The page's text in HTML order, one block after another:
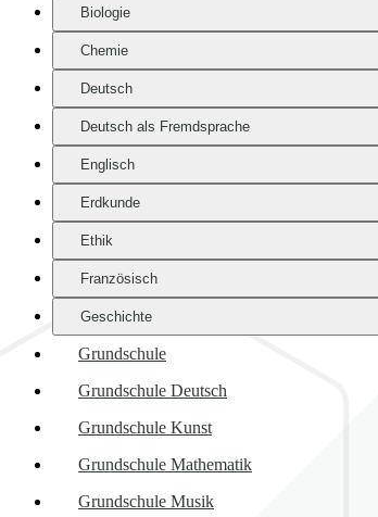
Biologie
Chemie
Deutsch
Deutsch als Fremdsprache
Englisch
Erdkunde
Ethik
Französisch
Geschichte
Grundschule
Grundschule Deutsch
Grundschule Kunst
Grundschule Mathematik
Grundschule Musik